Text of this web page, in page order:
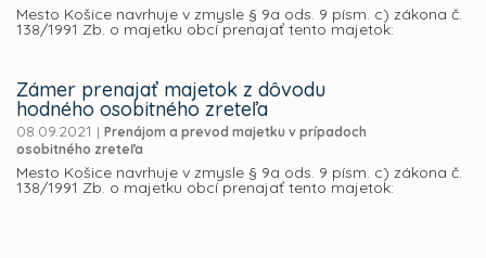
Mesto Košice navrhuje v zmysle § 9a ods. 9 písm. c) zákona č.
138/1991 Zb. o majetku obcí prenajať tento majetok:
Zámer prenajať majetok z dôvodu
hodného osobitného zreteľa
08.09.2021 | Prenájom a prevod majetku v prípadoch
osobitného zreteľa
Mesto Košice navrhuje v zmysle § 9a ods. 9 písm. c) zákona č.
138/1991 Zb. o majetku obcí prenajať tento majetok: